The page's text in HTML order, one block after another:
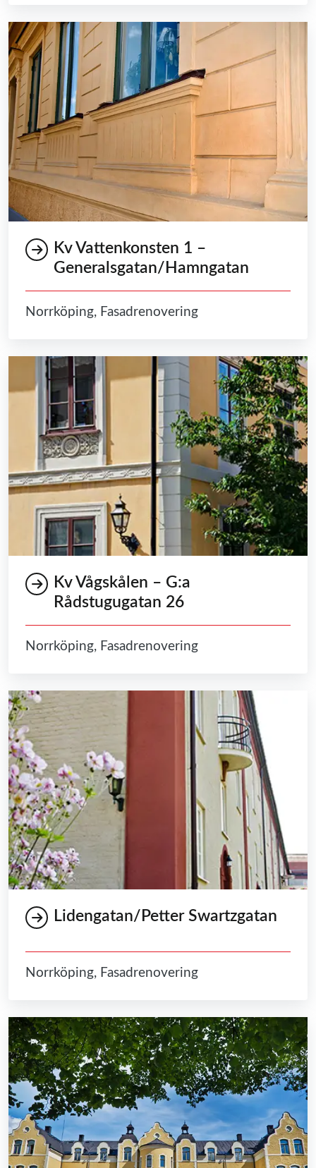
Kv Vattenkonsten 1 –
Generalsgatan/Hamngatan
Norrköping, Fasadrenovering
Kv Vågskålen – G:a
Rådstugugatan 26
Norrköping, Fasadrenovering
Lidengatan/Petter Swartzgatan
Norrköping, Fasadrenovering